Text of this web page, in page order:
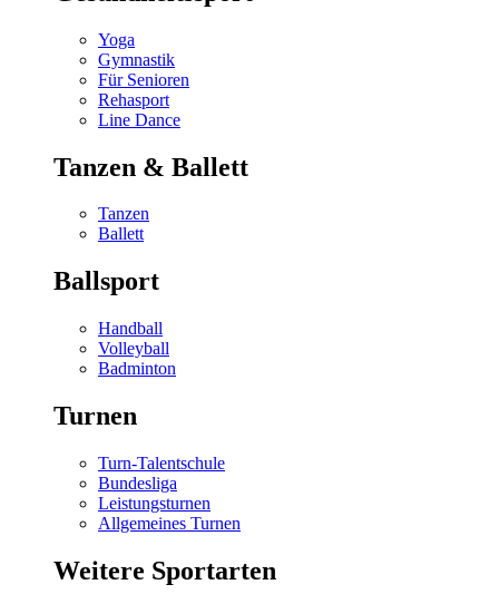
Yoga
Gymnastik
Für Senioren
Rehasport
Line Dance
Tanzen & Ballett
Tanzen
Ballett
Ballsport
Handball
Volleyball
Badminton
Turnen
Turn-Talentschule
Bundesliga
Leistungsturnen
Allgemeines Turnen
Weitere Sportarten